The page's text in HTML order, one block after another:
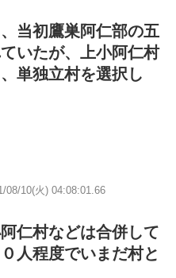
当初鷹巣阿仁部の五
いたが、上小阿仁村
単独立村を選択し
08/10(火) 04:08:01.66
仁村などは合併して
人程度でいまだ村と